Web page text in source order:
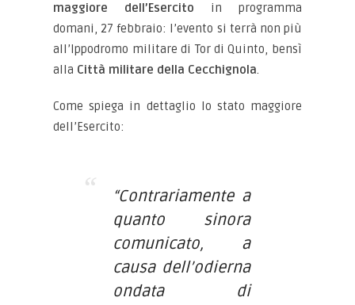
maggiore dell’Esercito in programma
domani, 27 febbraio: l’evento si terrà non più
all’Ippodromo militare di Tor di Quinto, bensì
alla Città militare della Cecchignola.
Come spiega in dettaglio lo stato maggiore
dell’Esercito:
“Contrariamente a
quanto sinora
comunicato, a
causa dell’odierna
ondata di